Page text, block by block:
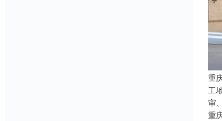
重
工
审
重